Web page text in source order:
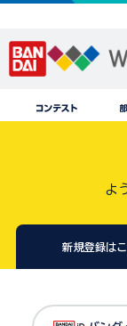
よ
新規登録は